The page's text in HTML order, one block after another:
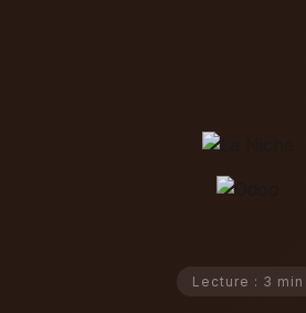
Lecture : 3 min